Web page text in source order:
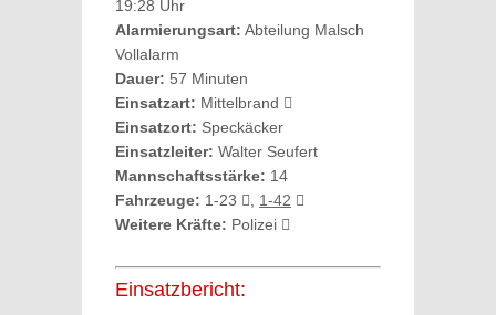
19:28 Uhr
Alarmierungsart: Abteilung Malsch
Vollalarm
Dauer: 57 Minuten
Einsatzart: Mittelbrand
Einsatzort: Speckäcker
Einsatzleiter: Walter Seufert
Mannschaftsstärke: 14
Fahrzeuge: 1-23
1-42
Weitere Kräfte: Polizei
Einsatzbericht: